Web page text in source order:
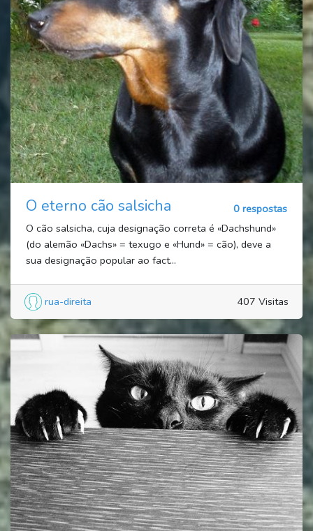
O eterno cão salsicha
0 respostas
O cão salsicha, cuja designação correta é «Dachshund»
(do alemão «Dachs» = texugo e «Hund» = cão), deve a
sua designação popular ao fact...
rua-direita 407 Visitas